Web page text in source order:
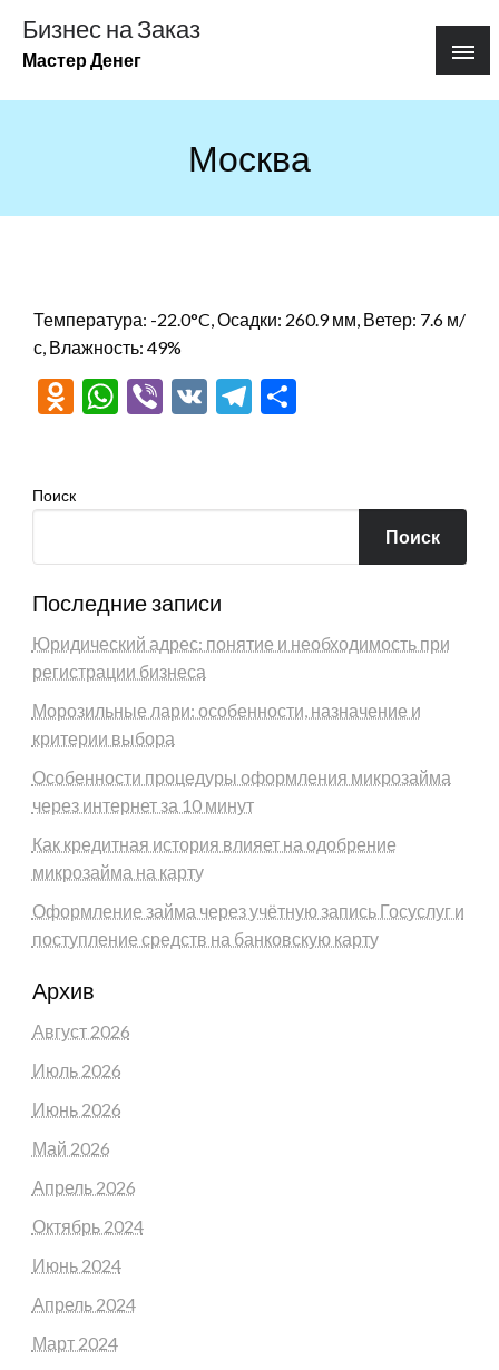
содержимому
Бизнес на Заказ
Мастер Денег
Москва
Температура: -22.0°C, Осадки: 260.9 мм, Ветер: 7.6 м/
с, Влажность: 49%
Odnoklassniki
WhatsApp
Viber
VK Telegram
Поиск
Поиск
Последние записи
Юридический адрес: понятие и необходимость при
регистрации бизнеса
Морозильные лари: особенности, назначение и
критерии выбора
Особенности процедуры оформления микрозайма
через интернет за 10 минут
Как кредитная история влияет на одобрение
микрозайма на карту
Оформление займа через учётную запись Госуслуг и
поступление средств на банковскую карту
Архив
Август 2026
Июль 2026
Июнь 2026
Май 2026
Апрель 2026
Октябрь 2024
Июнь 2024
Апрель 2024
Март 2024